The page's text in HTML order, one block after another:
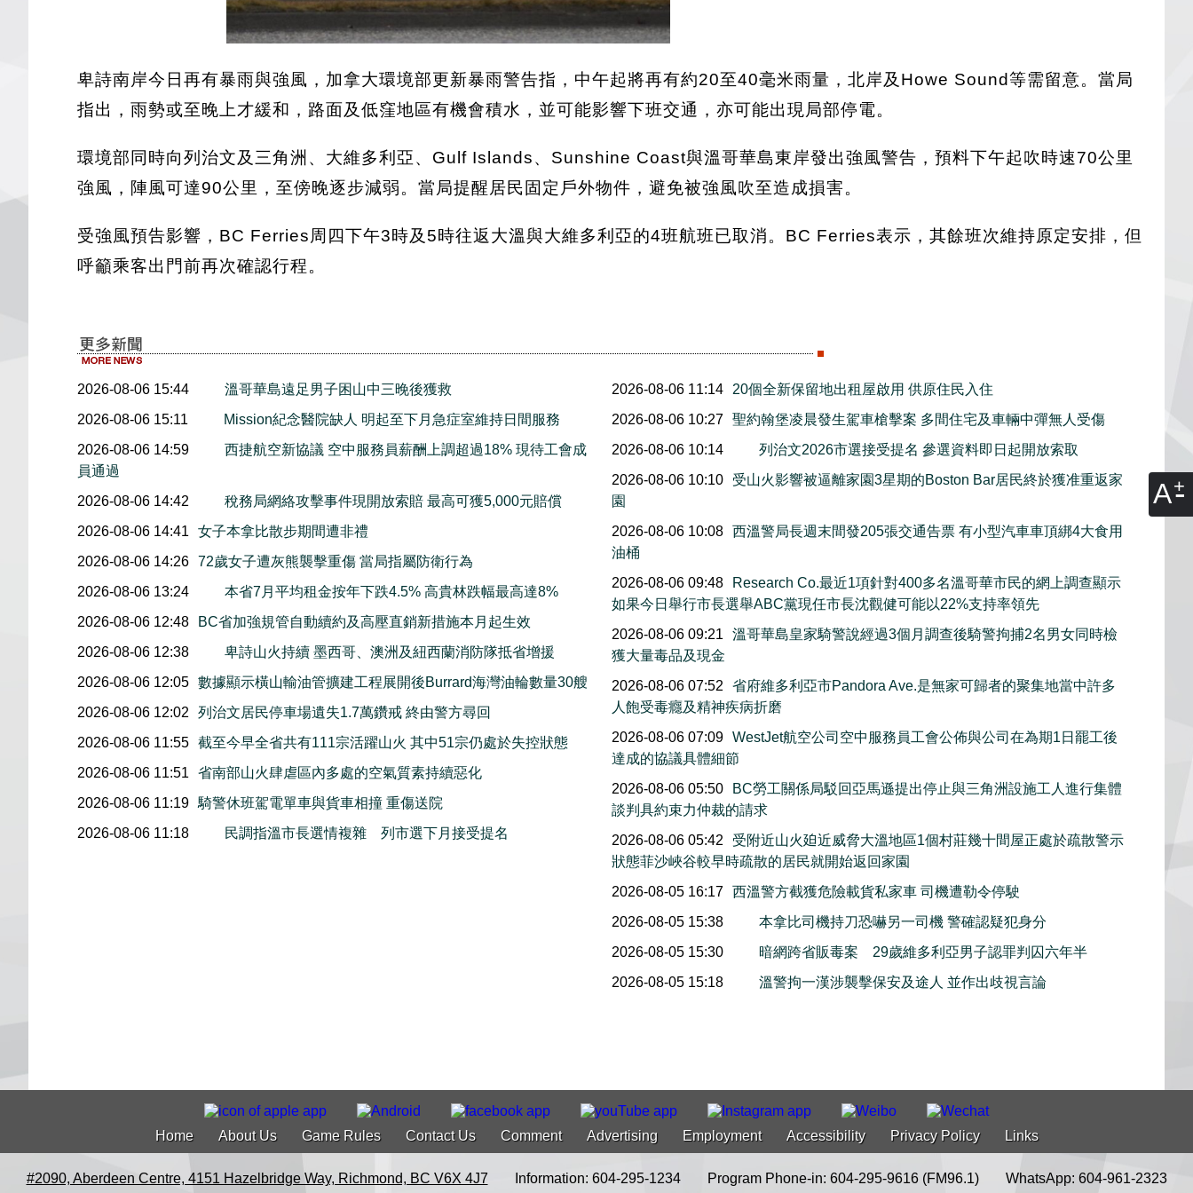
A
卑詩南岸今日再有暴雨與強風，加拿大環境部更新暴雨警告指，中午起將再有約20至40毫米雨量，北岸及Howe Sound等需留意。當局
指出，雨勢或至晚上才緩和，路面及低窪地區有機會積水，並可能影響下班交通，亦可能出現局部停電。
環境部同時向列治文及三角洲、大維多利亞、Gulf Islands、Sunshine Coast與溫哥華島東岸發出強風警告，預料下午起吹時速70公里
強風，陣風可達90公里，至傍晚逐步減弱。當局提醒居民固定戶外物件，避免被強風吹至造成損害。
受強風預告影響，BC Ferries周四下午3時及5時往返大溫與大維多利亞的4班航班已取消。BC Ferries表示，其餘班次維持原定安排，但
呼籲乘客出門前再次確認行程。
2026-08-06 15:44
溫哥華島遠足男子困山中三晚後獲救
2026-08-06 15:11
Mission紀念醫院缺人 明起至下月急症室維持日間服務
2026-08-06 14:59
西捷航空新協議 空中服務員薪酬上調超過18% 現待工會成
員通過
2026-08-06 14:42
稅務局網絡攻擊事件現開放索賠 最高可獲5,000元賠償
2026-08-06 14:41
女子本拿比散步期間遭非禮
2026-08-06 14:26 72歲女子遭灰熊襲擊重傷 當局指屬防衛行為
2026-08-06 13:24
本省7月平均租金按年下跌4.5% 高貴林跌幅最高達8%
2026-08-06 12:48
BC省加強規管自動續約及高壓直銷新措施本月起生效
2026-08-06 12:38
卑詩山火持續 墨西哥、澳洲及紐西蘭消防隊抵省增援
2026-08-06 12:05 數據顯示橫山輸油管擴建工程展開後Burrard海灣油輪數量30艘
2026-08-06 12:02
列治文居民停車場遺失1.7萬鑽戒 終由警方尋回
2026-08-06 11:55 截至今早全省共有111宗活躍山火 其中51宗仍處於失控狀態
2026-08-06 11:51
省南部山火肆虐區內多處的空氣質素持續惡化
2026-08-06 11:19 騎警休班駕電單車與貨車相撞 重傷送院
2026-08-06 11:18
民調指溫市長選情複雜 列市選下月接受提名
2026-08-06 11:14
20個全新保留地出租屋啟用 供原住民入住
2026-08-06 10:27
聖約翰堡凌晨發生駕車槍擊案 多間住宅及車輛中彈無人受傷
2026-08-06 10:14
列治文2026市選接受提名 參選資料即日起開放索取
2026-08-06 10:10
受山火影響被逼離家園3星期的Boston Bar居民終於獲准重返家
園
2026-08-06 10:08
西溫警局長週末間發205張交通告票 有小型汽車車頂綁4大食用
油桶
2026-08-06 09:48
Research Co.最近1項針對400多名溫哥華市民的網上調查顯示
如果今日舉行市長選舉ABC黨現任市長沈觀健可能以22%支持率領先
2026-08-06 09:21
溫哥華島皇家騎警說經過3個月調查後騎警拘捕2名男女同時檢
獲大量毒品及現金
2026-08-06 07:52
省府維多利亞市Pandora Ave.是無家可歸者的聚集地當中許多
人飽受毒癮及精神疾病折磨
2026-08-06 07:09
WestJet航空公司空中服務員工會公佈與公司在為期1日罷工後
達成的協議具體細節
2026-08-06 05:50
BC勞工關係局駁回亞馬遜提出停止與三角洲設施工人進行集體
談判具約束力仲裁的請求
2026-08-06 05:42
受附近山火廹近威脅大溫地區1個村莊幾十間屋正處於疏散警示
狀態菲沙峽谷較早時疏散的居民就開始返回家園
2026-08-05 16:17
西溫警方截獲危險載貨私家車 司機遭勒令停駛
2026-08-05 15:38
本拿比司機持刀恐嚇另一司機 警確認疑犯身分
2026-08-05 15:30
暗網跨省販毒案 29歲維多利亞男子認罪判囚六年半
2026-08-05 15:18
溫警拘一漢涉襲擊保安及途人 並作出歧視言論
Home About Us Game Rules Contact Us Comment Advertising Employment Accessibility Privacy Policy Links
#2090, Aberdeen Centre, 4151 Hazelbridge Way, Richmond, BC V6X 4J7 Information: 604-295-1234 Program Phone-in: 604-295-9616 (FM96.1) WhatsApp: 604-961-2323